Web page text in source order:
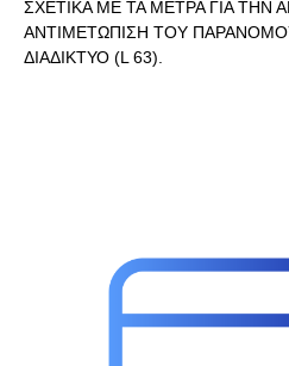
ΣΧΕΤΙΚΑ ΜΕ ΤΑ ΜΕΤΡΑ ΓΙΑ ΤΗΝ
ΑΝΤΙΜΕΤΩΠΙΣΗ ΤΟΥ
ΔΙΑΔΙΚΤΥΟ (L 63).